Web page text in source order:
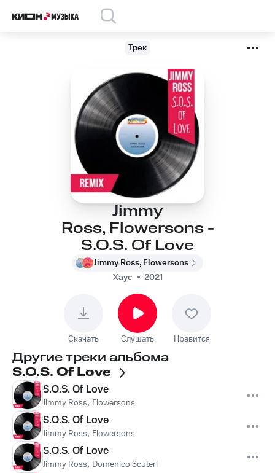
Трек
Jimmy
Ross, Flowersons -
S.O.S. Of Love
Jimmy Ross, Flowersons
Хаус
2021
Скачать Слушать Нравится
Другие треки альбома
S.O.S. Of Love
S.O.S. Of Love
Jimmy Ross, Flowersons
S.O.S. Of Love
Jimmy Ross, Flowersons
S.O.S. Of Love
Jimmy Ross, Domenico Scuteri